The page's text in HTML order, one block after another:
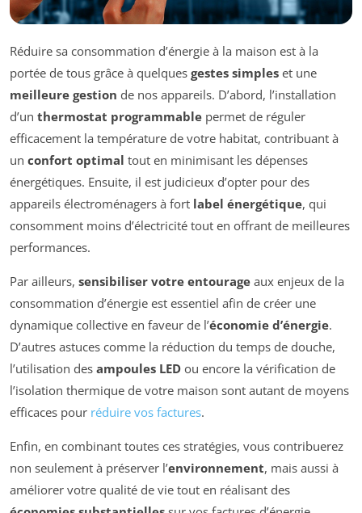
Réduire sa consommation d’énergie à la maison est à la
portée de tous grâce à quelques gestes simples et une
meilleure gestion de nos appareils. D’abord, l’installation
d’un thermostat programmable permet de réguler
efficacement la température de votre habitat, contribuant à
un confort optimal tout en minimisant les dépenses
énergétiques. Ensuite, il est judicieux d’opter pour des
appareils électroménagers à fort label énergétique, qui
consomment moins d’électricité tout en offrant de meilleures
performances.
Par ailleurs, sensibiliser votre entourage aux enjeux de la
consommation d’énergie est essentiel afin de créer une
dynamique collective en faveur de l’économie d’énergie.
D’autres astuces comme la réduction du temps de douche,
l’utilisation des ampoules LED ou encore la vérification de
l’isolation thermique de votre maison sont autant de moyens
efficaces pour réduire vos factures.
Enfin, en combinant toutes ces stratégies, vous contribuerez
non seulement à préserver l’environnement, mais aussi à
améliorer votre qualité de vie tout en réalisant des